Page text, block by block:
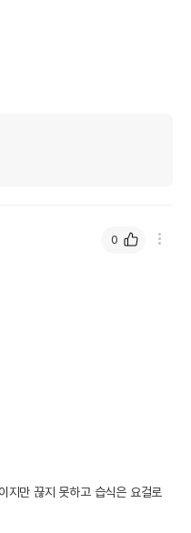
지만 끊지 못하고 습식은 요걸로
0